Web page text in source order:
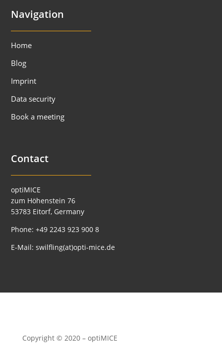
Navigation
Home
Blog
Imprint
Data security
Book a meeting
Contact
optiMICE
zum Höhenstein 76
53783 Eitorf, Germany
Phone:+49 2243 923 900 8
E-Mail:swilfling(at)opti-mice.de
Copyright © 2020 – optiMICE